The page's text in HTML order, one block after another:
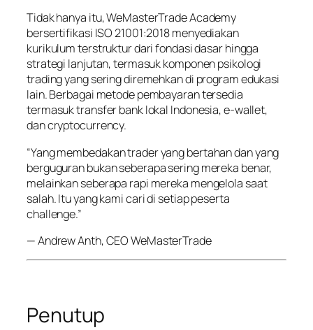
Tidak hanya itu, WeMasterTrade Academy
bersertifikasi ISO 21001:2018 menyediakan
kurikulum terstruktur dari fondasi dasar hingga
strategi lanjutan, termasuk komponen psikologi
trading yang sering diremehkan di program edukasi
lain. Berbagai metode pembayaran tersedia
termasuk transfer bank lokal Indonesia, e-wallet,
dan cryptocurrency.
“Yang membedakan trader yang bertahan dan yang
berguguran bukan seberapa sering mereka benar,
melainkan seberapa rapi mereka mengelola saat
salah. Itu yang kami cari di setiap peserta
challenge.”
— Andrew Anth, CEO WeMasterTrade
Penutup